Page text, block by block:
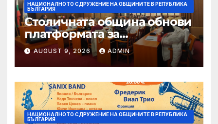
НАЦИОНАЛНОТО СДРУЖЕНИЕ НА ОБЩИНИТЕ В РЕПУБЛИКА
БЪЛГАРИЯ
Столичната община обнови
платформата за
граждански сигнали Call
Sofia
AUGUST 9, 2026 ADMIN
НАЦИОНАЛНОТО СДРУЖЕНИЕ НА ОБЩИНИТЕ В РЕПУБЛИКА
БЪЛГАРИЯ